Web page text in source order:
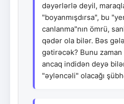
dəyərlərlə deyil,
"boyanmışdırsa", bu
canlanma"nın ömrü,
qədər ola bilər. Bəs
gətirəcək? Bunu
ancaq indidən deyə
"əyləncəli" olacağı